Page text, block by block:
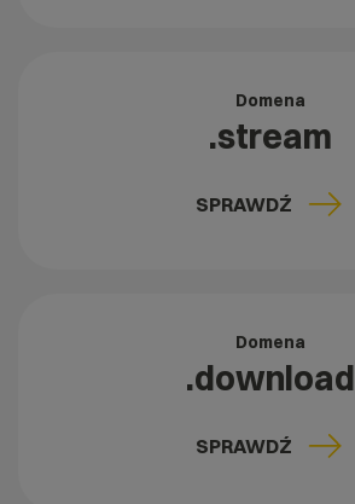
Domena
.stream
SPRAWDŹ
Domena
.download
SPRAWDŹ